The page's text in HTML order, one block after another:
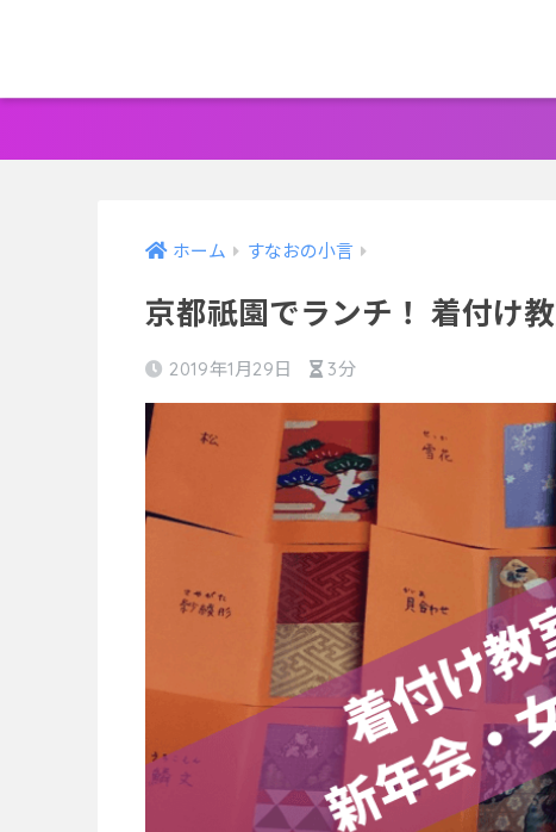
ホーム すなおの小言
京都祇園でランチ！ 着付け
2019年1月29日 3分